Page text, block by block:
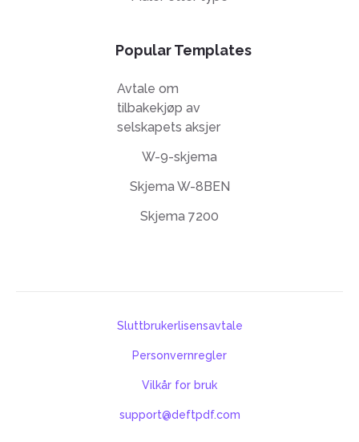
Popular Templates
Avtale om
tilbakekjøp av
selskapets aksjer
W-9-skjema
Skjema W-8BEN
Skjema 7200
Sluttbrukerlisensavtale
Personvernregler
Vilkår for bruk
support@deftpdf.com